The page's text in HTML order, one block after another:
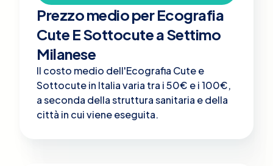
Prezzo medio per Ecografia
Cute E Sottocute a Settimo
Milanese
Il costo medio dell'Ecografia Cute e
Sottocute in Italia varia tra i 50€ e i 100€,
a seconda della struttura sanitaria e della
città in cui viene eseguita.